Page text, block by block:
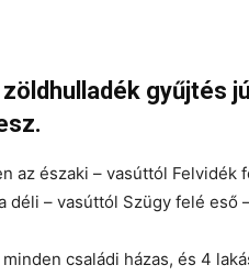
gyűjtés
az északi – vasúttól Felvidék
déli – vasúttól Szügy felé eső
családi házas, és 4